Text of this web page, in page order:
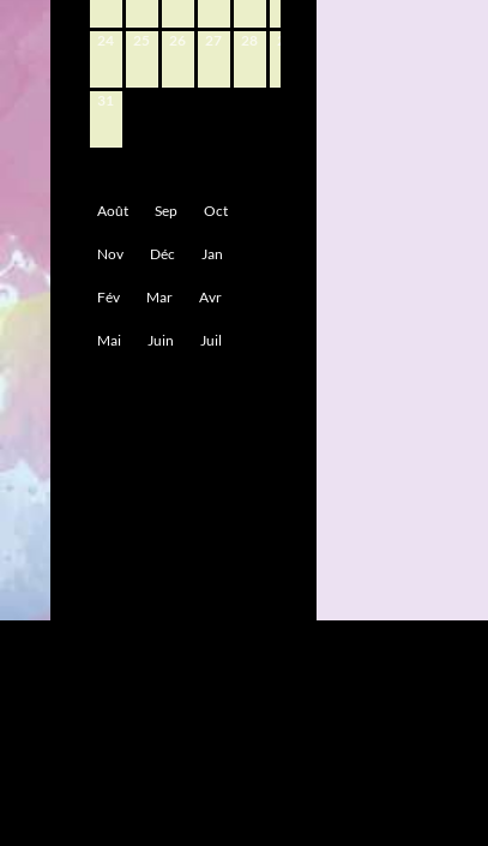
24 25 26 27 28 29
31
Août Sep Oct
Nov Déc Jan
Fév Mar Avr
Mai Juin Juil